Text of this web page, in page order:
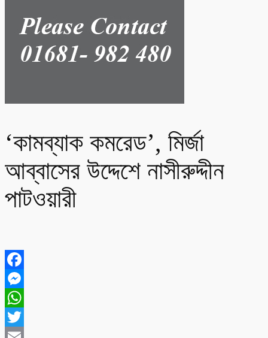
‘কামব্যাক কমরেড’, মির্জা
আব্বাসের উদ্দেশে নাসীরুদ্দীন
পাটওয়ারী
Facebook
Messenger
WhatsApp